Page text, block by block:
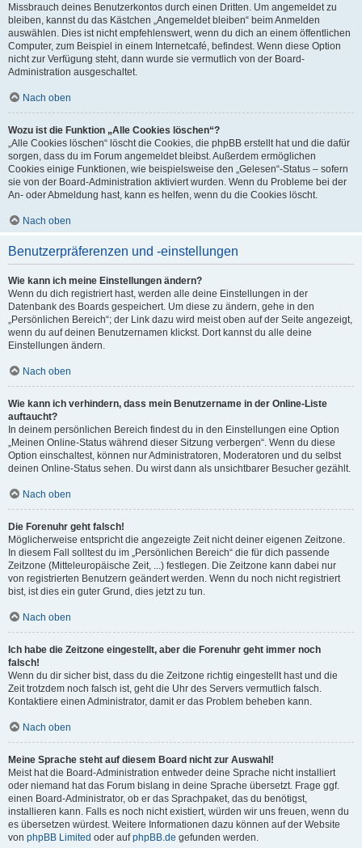
Missbrauch deines Benutzerkontos durch einen Dritten. Um angemeldet zu
bleiben, kannst du das Kästchen „Angemeldet bleiben“ beim Anmelden
auswählen. Dies ist nicht empfehlenswert, wenn du dich an einem öffentlichen
Computer, zum Beispiel in einem Internetcafé, befindest. Wenn diese Option
nicht zur Verfügung steht, dann wurde sie vermutlich von der Board-
Administration ausgeschaltet.
Nach oben
Wozu ist die Funktion „Alle Cookies löschen“?
„Alle Cookies löschen“ löscht die Cookies, die phpBB erstellt hat und die dafür
sorgen, dass du im Forum angemeldet bleibst. Außerdem ermöglichen
Cookies einige Funktionen, wie beispielsweise den „Gelesen“-Status – sofern
sie von der Board-Administration aktiviert wurden. Wenn du Probleme bei der
An- oder Abmeldung hast, kann es helfen, wenn du die Cookies löscht.
Nach oben
Benutzerpräferenzen und -einstellungen
Wie kann ich meine Einstellungen ändern?
Wenn du dich registriert hast, werden alle deine Einstellungen in der
Datenbank des Boards gespeichert. Um diese zu ändern, gehe in den
„Persönlichen Bereich“; der Link dazu wird meist oben auf der Seite angezeigt,
wenn du auf deinen Benutzernamen klickst. Dort kannst du alle deine
Einstellungen ändern.
Nach oben
Wie kann ich verhindern, dass mein Benutzername in der Online-Liste
auftaucht?
In deinem persönlichen Bereich findest du in den Einstellungen eine Option
„Meinen Online-Status während dieser Sitzung verbergen“. Wenn du diese
Option einschaltest, können nur Administratoren, Moderatoren und du selbst
deinen Online-Status sehen. Du wirst dann als unsichtbarer Besucher gezählt.
Nach oben
Die Forenuhr geht falsch!
Möglicherweise entspricht die angezeigte Zeit nicht deiner eigenen Zeitzone.
In diesem Fall solltest du im „Persönlichen Bereich“ die für dich passende
Zeitzone (Mitteleuropäische Zeit, ...) festlegen. Die Zeitzone kann dabei nur
von registrierten Benutzern geändert werden. Wenn du noch nicht registriert
bist, ist dies ein guter Grund, dies jetzt zu tun.
Nach oben
Ich habe die Zeitzone eingestellt, aber die Forenuhr geht immer noch
falsch!
Wenn du dir sicher bist, dass du die Zeitzone richtig eingestellt hast und die
Zeit trotzdem noch falsch ist, geht die Uhr des Servers vermutlich falsch.
Kontaktiere einen Administrator, damit er das Problem beheben kann.
Nach oben
Meine Sprache steht auf diesem Board nicht zur Auswahl!
Meist hat die Board-Administration entweder deine Sprache nicht installiert
oder niemand hat das Forum bislang in deine Sprache übersetzt. Frage ggf.
einen Board-Administrator, ob er das Sprachpaket, das du benötigst,
installieren kann. Falls es noch nicht existiert, würden wir uns freuen, wenn du
es übersetzen würdest. Weitere Informationen dazu können auf der Website
von phpBB Limited oder aufphpBB.de gefunden werden.